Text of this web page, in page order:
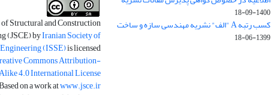
1400-09-18
کسب رتبه A "الف" نشریه مهندسی سازه و ساخت
1399-06-18
Structural and Construction
(JSCE) byIranian Society of
(ISSE)is licensed
Commons Attribution-
4.0 International License
on a work atwww.jsce.ir